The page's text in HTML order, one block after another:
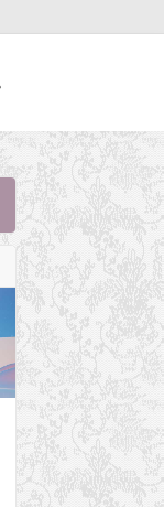
近日网站访问